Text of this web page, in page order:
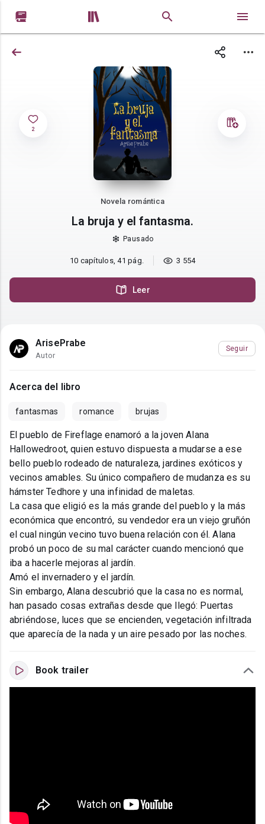
 
2
Novela romántica
La bruja y el fantasma.
Pausado
10 capítulos, 41 pág. 3 554
Leer
ArisePrabe
Autor
Seguir
Acerca del libro
fantasmas romance brujas
El pueblo de Fireflage enamoró a la joven Alana
Hallowedroot, quien estuvo dispuesta a mudarse a ese
bello pueblo rodeado de naturaleza, jardines exóticos y
vecinos amables. Su único compañero de mudanza es su
hámster Tedhore y una infinidad de maletas.
La casa que eligió es la más grande del pueblo y la más
económica que encontró, su vendedor era un viejo gruñón
el cual ningún vecino tuvo buena relación con él. Alana
probó un poco de su mal carácter cuando mencionó que
iba a hacerle mejoras al jardín.
Amó el invernadero y el jardín.
Sin embargo, Alana descubrió que la casa no es normal,
han pasado cosas extrañas desde que llegó: Puertas
abriéndose, luces que se encienden, vegetación infiltrada
que aparecía de la nada y un aire pesado por las noches.
Book trailer